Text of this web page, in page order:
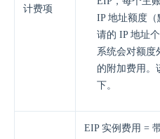
计费项
IP 地址额度（
请的 IP 地址
系统会对额度
的附加费用。
下。
EIP 实例费用 =